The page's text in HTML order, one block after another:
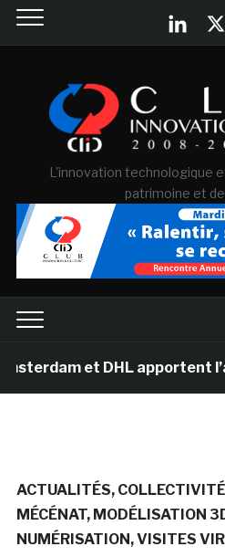
L'innovation technologique
patrimoine et
et DHL apportent l’art
ACTUALITÉS
MÉCÉNAT MODÉLISATION
NUMÉRISATION VISITES